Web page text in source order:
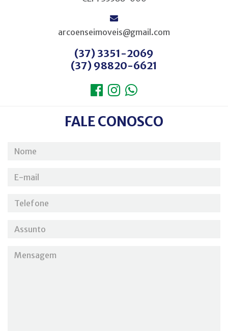
arcoenseimoveis@gmail.com
(37) 3351-2069
(37) 98820-6621
FALE CONOSCO